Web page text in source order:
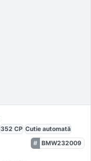
352 CP Cutie automată
BMW232009